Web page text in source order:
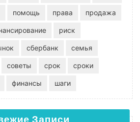
помощь права продажа
риск
сбербанк семья
советы срок сроки
финансы шаги